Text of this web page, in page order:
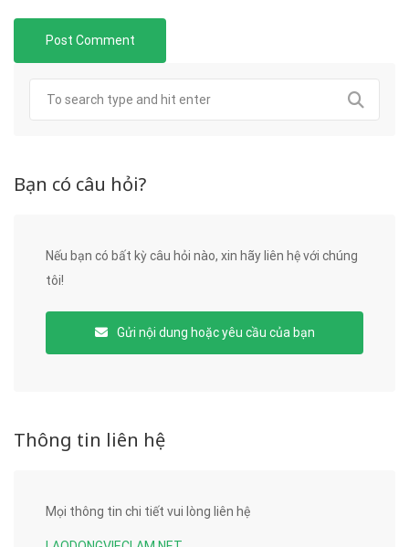
Bạn có câu hỏi?
Nếu bạn có bất kỳ câu hỏi nào, xin hãy liên hệ với chúng
tôi!
Gửi nội dung hoặc yêu cầu của bạn
Thông tin liên hệ
Mọi thông tin chi tiết vui lòng liên hệ